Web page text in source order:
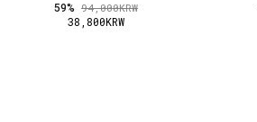
59% 94,000KRW
38,800KRW